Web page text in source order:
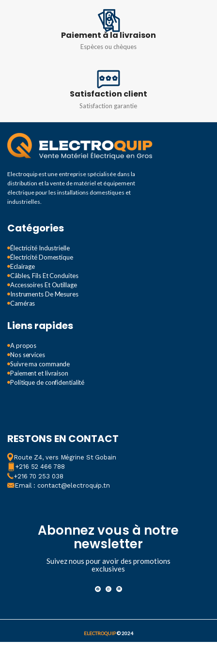
Paiement à la livraison
Espèces ou chèques
Satisfaction client
Satisfaction garantie
Electroquip est une entreprise spécialisée dans la
distribution et la vente de matériel et équipement
électrique pour les installations domestiques et
industrielles.
Catégories
Électricité Industrielle
Électricité Domestique
Eclairage
Câbles, Fils Et Conduites
Accessoires Et Outillage
Instruments De Mesures
Caméras
Liens rapides
A propos
Nos services
Suivre ma commande
Paiement et livraison
Politique de confidentialité
RESTONS EN CONTACT
Route Z4, vers Mégrine St Gobain
+216 52 466 788
+216 70 253 038
Email : contact@electroquip.tn
Abonnez vous à notre
newsletter
Suivez nous pour avoir des promotions
exclusives
ELECTROQUIP© 2024